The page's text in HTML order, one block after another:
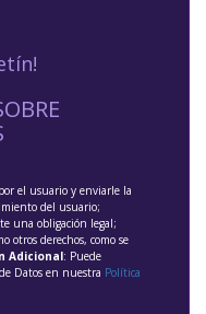
el usuario y enviarle la
del usuario;
una obligación legal;
otros derechos, como se
Adicional: Puede
Datos en nuestra Política